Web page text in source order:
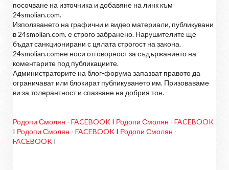
посочване на източника и добавяне на линк към
24smolian.com.
Използването на графични и видео материали, публикувани
в 24smolian.com. е строго забранено. Нарушителите ще
бъдат санкционирани с цялата строгост на закона.
24smolian.comне носи отговорност за съдържанието на
коментарите под публикациите.
Администраторите на блог-форума запазват правото да
ограничават или блокират публикуването им. Призоваваме
ви за толерантност и спазване на добрия тон.
Родопи Смолян - FACEBOOK I Родопи Смолян - FACEBOOK
I Родопи Смолян - FACEBOOK I Родопи Смолян -
FACEBOOK I